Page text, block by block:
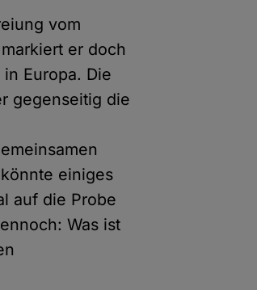
vom
er doch
Europa. Die
gegenseitig die
einiges
auf die Probe
Was ist